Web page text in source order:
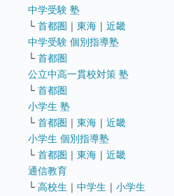
中学受験 塾
└ 首都圏 ｜ 東海 ｜ 近畿
中学受験 個別指導塾
└ 首都圏
公立中高一貫校対策 塾
└ 首都圏
小学生 塾
└ 首都圏 ｜ 東海 ｜ 近畿
小学生 個別指導塾
└ 首都圏 ｜ 東海 ｜ 近畿
通信教育
└ 高校生 ｜ 中学生 ｜ 小学生